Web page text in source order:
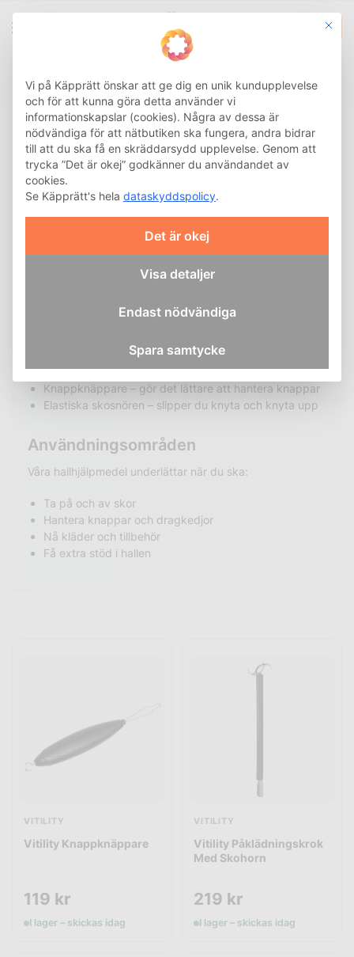
0
Hall
Våra hallhjälpmedel
underlättar på- och
avklädning i vardagen. Vi
hantera knappar, skor och
Skohorn och skoknektar – förenklar när du tar på skor
Påklädningskrokar – hjälper dig nå och hantera kläder
Knappknäppare – gör det lättare att hantera knappar
Elastiska skosnören – slipper du knyta och knyta upp
Användningsområden
Våra hallhjälpmedel underlättar när du ska:
Ta på och av skor
Hantera knappar och dragkedjor
Nå kläder och tillbehör
Få extra stöd i hallen
VITILITY
Vitility Knappknäppare
119 kr
I lager – skickas idag
VITILITY
Vitility Påklädningskrok
Med Skohorn
219 kr
I lager – skickas idag
This
Vi på Käpprätt önskar att ge dig en unik kundupplevelse
och för att kunna göra detta använder vi
informationskapslar (cookies). Några av dessa är
nödvändiga för att nätbutiken ska fungera, andra bidrar
till att du ska få en skräddarsydd upplevelse. Genom att
trycka ”Det är okej” godkänner du användandet av
cookies.
Se Käpprätt's hela dataskyddspolicy.
Det är okej
Visa detaljer
Endast nödvändiga
Spara samtycke